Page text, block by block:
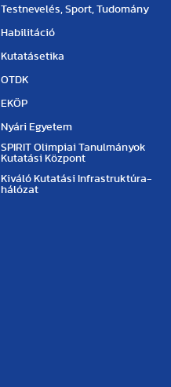
Testnevelés, Sport, Tudomány
Habilitáció
Kutatásetika
OTDK
EKÖP
Nyári Egyetem
SPIRIT Olimpiai Tanulmányok
Kutatási Központ
Kiváló Kutatási Infrastruktúra-
hálózat